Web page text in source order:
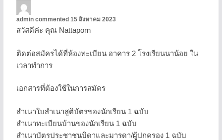
admin commented 15 สิงหาคม 2023
สวัสดีค่ะ คุณ Nattaporn
ติดต่อสมัครได้ที่ห้องทะเบียน อาคาร 2 โรงเรียนนาน้อย ใน
เวลาทำการ
เอกสารที่ต้องใช้ในการสมัคร
สำเนาใบสำเนาสูติบัตรของนักเรียน 1 ฉบับ
สำเนาทะเบียนบ้านของนักเรียน 1 ฉบับ
สำเนาบัตรประชาชนบิดาและมารดา/ผู้ปกครอง 1 ฉบับ